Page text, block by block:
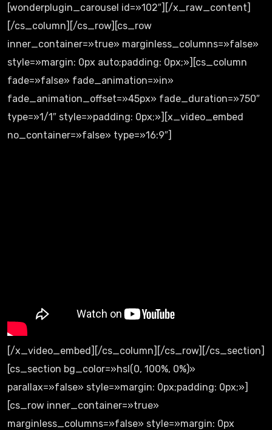
[wonderplugin_carousel id=»102″][/x_raw_content]
[/cs_column][/cs_row][cs_row
inner_container=»true» marginless_columns=»false»
style=»margin: 0px auto;padding: 0px;»][cs_column
fade=»false» fade_animation=»in»
fade_animation_offset=»45px» fade_duration=»750″
type=»1/1″ style=»padding: 0px;»][x_video_embed
no_container=»false» type=»16:9″]
[/x_video_embed][/cs_column][/cs_row][/cs_section]
[cs_section bg_color=»hsl(0, 100%, 0%)»
parallax=»false» style=»margin: 0px;padding: 0px;»]
[cs_row inner_container=»true»
marginless_columns=»false» style=»margin: 0px